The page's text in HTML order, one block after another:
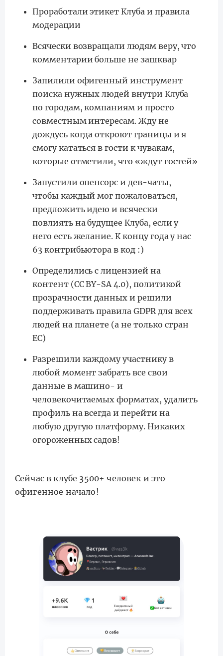
Проработали этикет Клуба и правила
модерации
Всячески возвращали людям веру, что
комментарии больше не зашквар
Запилили офигенный инструмент
поиска нужных людей внутри Клуба
по городам, компаниям и просто
совместным интересам. Жду не
дождусь когда откроют границы и я
смогу кататься в гости к чувакам,
которые отметили, что «ждут гостей»
Запустили опенсорс и дев-чаты,
чтобы каждый мог пожаловаться,
предложить идею и всячески
повлиять на будущее Клуба, если у
него есть желание. К концу года у нас
63 контрибьютора в код :)
Определились с лицензией на
контент (CC BY-SA 4.0), политикой
прозрачности данных и решили
поддерживать правила GDPR для всех
людей на планете (а не только стран
ЕС)
Разрешили каждому участнику в
любой момент забрать все свои
данные в машино- и
человекочитаемых форматах, удалить
профиль на всегда и перейти на
любую другую платформу. Никаких
огороженных садов!
Сейчас в клубе 3500+ человек и это
офигенное начало!